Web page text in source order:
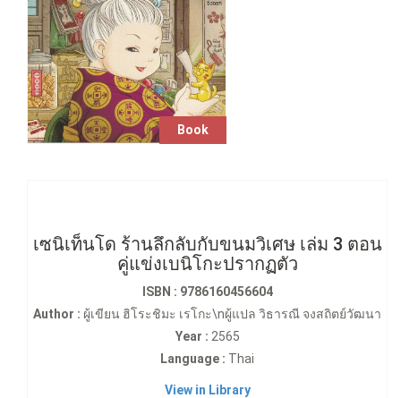
Book
เซนิเท็นโด ร้านลึกลับกับขนมวิเศษ เล่ม 3 ตอน
คู่แข่งเบนิโกะปรากฏตัว
ISBN : 9786160456604
Author : ผู้เขียน ฮิโระชิมะ เรโกะ\nผู้แปล วิธารณี จงสถิตย์วัฒนา
Year : 2565
Language : Thai
View in Library